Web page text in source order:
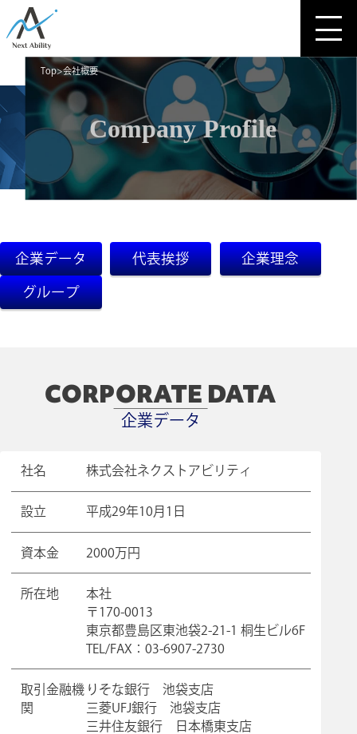
Top 会社概要
Company Profile
企業データ 代表挨拶 企業理念
グループ
企業データ
CORPORATE DATA
社名 株式会社ネクストアビリティ
設立 平成29年10月1日
資本金 2000万円
所在地
本社
〒170-0013
東京都豊島区東池袋2-21-1 桐生ビル6F
TEL/FAX：03-6907-2730
取引金融機
関
りそな銀行 池袋支店
三菱UFJ銀行 池袋支店
三井住友銀行 日本橋東支店